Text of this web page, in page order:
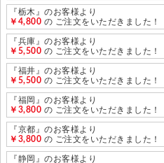
『栃木』のお客様より
￥4,800 の ご注文をいただきました！
『兵庫』のお客様より
￥5,500 の ご注文をいただきました！
『福井』のお客様より
￥5,500 の ご注文をいただきました！
『福岡』のお客様より
￥3,800 の ご注文をいただきました！
『京都』のお客様より
￥3,800 の ご注文をいただきました！
『静岡』のお客様より